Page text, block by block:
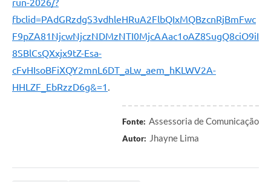
run-2026/?
fbclid=PAdGRzdgS3vdhleHRuA2FlbQIxMQBzcnRjBmFwc
F9pZA81NjcwNjczNDMzNTI0MjcAAac1oAZ8SugQ8ciO9iI
8SBlCsQXxjx9tZ-Esa-
cFvHIsoBFiXQY2mnL6DT_aLw_aem_hKLWV2A-
HHLZF_EbRzzD6g&=1 .
Fonte: Assessoria de Comunicação
Autor: Jhayne Lima